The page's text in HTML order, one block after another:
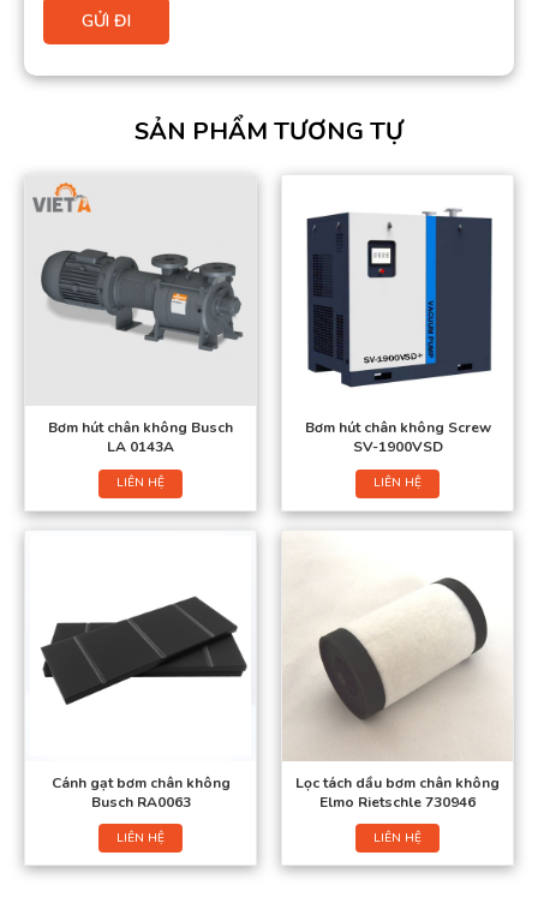
SẢN PHẨM TƯƠNG TỰ
Bơm hút chân không Busch
LA 0143A
LIÊN HỆ
Bơm hút chân không Screw
SV-1900VSD
LIÊN HỆ
Cánh gạt bơm chân không
Busch RA0063
LIÊN HỆ
Lọc tách dầu bơm chân không
Elmo Rietschle 730946
LIÊN HỆ